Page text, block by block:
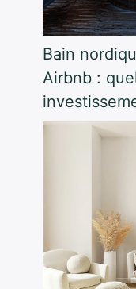
Bain
Airbnb :